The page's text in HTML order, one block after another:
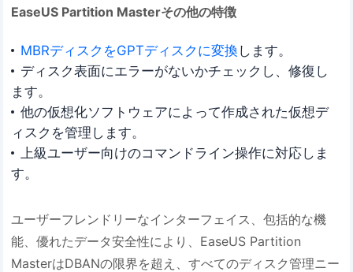
EaseUS Partition Masterその他の特徴
MBRディスクをGPTディスクに変換 します。
ディスク表面にエラーがないかチェックし、修復し
ます。
他の仮想化ソフトウェアによって作成された仮想デ
ィスクを管理します。
上級ユーザー向けのコマンドライン操作に対応しま
す。
ユーザーフレンドリーなインターフェイス、包括的な機
能、優れたデータ安全性により、EaseUS Partition
MasterはDBANの限界を超え、すべてのディスク管理ニー